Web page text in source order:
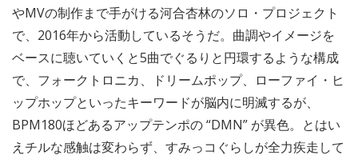
やMVの制作まで手がける河合杏林のソロ・プロジェクト
で、2016年から活動しているそうだ。曲調やイメージを
ベースに聴いていくと5曲でぐるりと円環するような構成
で、フォークトロニカ、ドリームポップ、ローファイ・ヒ
ップホップといったキーワードが脳内に明滅するが、
BPM180ほどあるアップテンポの “DMN” が異色。とはい
えチルな感触は変わらず、すみっコぐらしが全力疾走して